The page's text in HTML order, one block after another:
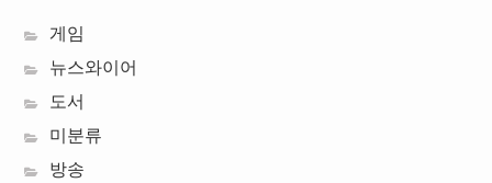
게임
뉴스와이어
도서
미분류
방송